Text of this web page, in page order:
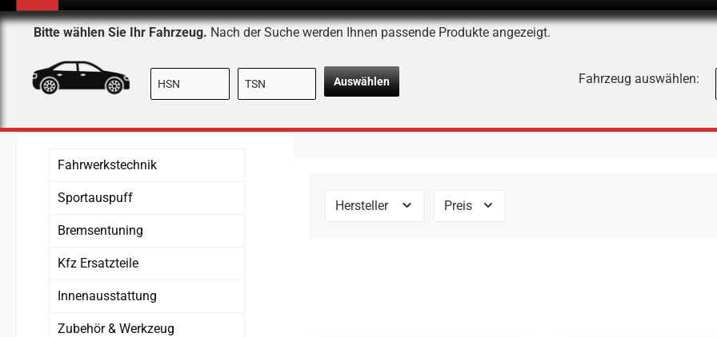
Bitte wählen Sie Ihr Fahrzeug. Nach der Suche werden Ihnen passende Produkte angezeigt.
Auswählen Fahrzeug auswählen:
Fahrwerkstechnik
Sportauspuff
Bremsentuning
Kfz Ersatzteile
Innenausstattung
Zubehör & Werkzeug
Hersteller Preis